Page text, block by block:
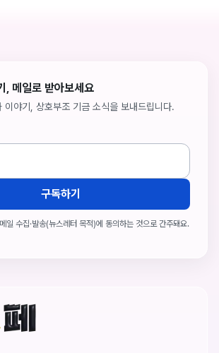
, 메일로 받아보세요
이야기, 상호부조 기금 소식을 보내드립니다.
구독하기
일 수집·발송(뉴스레터 목적)에 동의하는 것으로 간주돼요.